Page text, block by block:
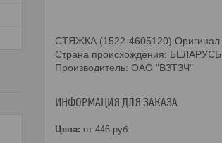
СТЯЖКА (1522-4605120) Оригинал
Страна происхождения: БЕЛАРУСЬ
Производитель: ОАО "ВЗТЗЧ"
ИНФОРМАЦИЯ ДЛЯ ЗАКАЗА
Цена: от 446 руб.